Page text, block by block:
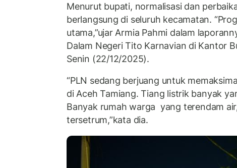
Menurut bupati, normalisasi dan
berlangsung di seluruh kecamatan.
utama,”ujar Armia Pahmi dalam
Dalam Negeri Tito Karnavian di Kantor
Senin (22/12/2025).
“PLN sedang berjuang untuk
di Aceh Tamiang. Tiang listrik banyak
Banyak rumah warga yang terendam
tersetrum,”kata dia.